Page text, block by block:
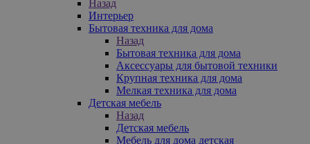
Назад
Интерьер
Бытовая техника для дома
Назад
Бытовая техника для дома
Аксессуары для бытовой техники
Крупная техника для дома
Мелкая техника для дома
Детская мебель
Назад
Детская мебель
Мебель для дома детская